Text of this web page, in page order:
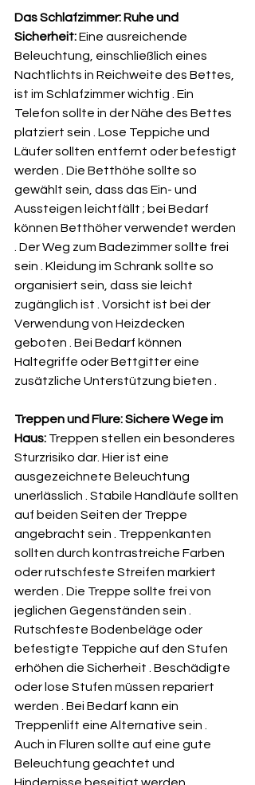
Das Schlafzimmer: Ruhe und
Sicherheit: Eine ausreichende
Beleuchtung, einschließlich eines
Nachtlichts in Reichweite des Bettes,
ist im Schlafzimmer wichtig . Ein
Telefon sollte in der Nähe des Bettes
platziert sein . Lose Teppiche und
Läufer sollten entfernt oder befestigt
werden . Die Betthöhe sollte so
gewählt sein, dass das Ein- und
Aussteigen leichtfällt ; bei Bedarf
können Betthöher verwendet werden
. Der Weg zum Badezimmer sollte frei
sein . Kleidung im Schrank sollte so
organisiert sein, dass sie leicht
zugänglich ist . Vorsicht ist bei der
Verwendung von Heizdecken
geboten . Bei Bedarf können
Haltegriffe oder Bettgitter eine
zusätzliche Unterstützung bieten .
Treppen und Flure: Sichere Wege im
Haus: Treppen stellen ein besonderes
Sturzrisiko dar. Hier ist eine
ausgezeichnete Beleuchtung
unerlässlich . Stabile Handläufe sollten
auf beiden Seiten der Treppe
angebracht sein . Treppenkanten
sollten durch kontrastreiche Farben
oder rutschfeste Streifen markiert
werden . Die Treppe sollte frei von
jeglichen Gegenständen sein .
Rutschfeste Bodenbeläge oder
befestigte Teppiche auf den Stufen
erhöhen die Sicherheit . Beschädigte
oder lose Stufen müssen repariert
werden . Bei Bedarf kann ein
Treppenlift eine Alternative sein .
Auch in Fluren sollte auf eine gute
Beleuchtung geachtet und